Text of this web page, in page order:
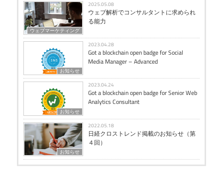
ウェブマーケティング
2025.05.08
ウェブ解析でコンサルタントに求められ
る能力
お知らせ
2023.04.28
Got a blockchain open badge for Social
Media Manager – Advanced
お知らせ
2023.04.24
Got a blockchain open badge for Senior Web
Analytics Consultant
お知らせ
2022.05.18
日経クロストレンド掲載のお知らせ（第
４回）